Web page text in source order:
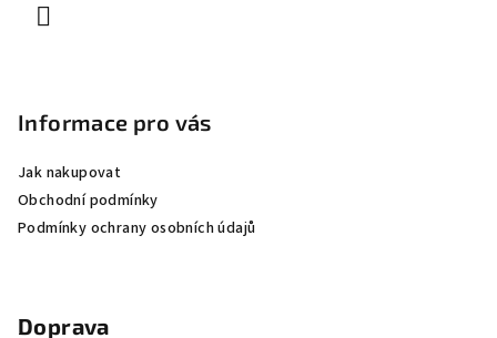
Informace pro vás
Jak nakupovat
Obchodní podmínky
Podmínky ochrany osobních údajů
Doprava